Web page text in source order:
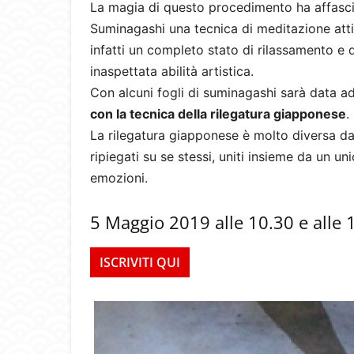
La magia di questo procedimento ha
Suminagashi una tecnica di meditazione
infatti un completo stato di rilassamento e
inaspettata abilità artistica.
Con alcuni fogli di suminagashi sarà data
con la tecnica della rilegatura giapponese.
La rilegatura giapponese è molto diversa
ripiegati su se stessi, uniti insieme da un
emozioni.
5 Maggio 2019 alle 10.30 e alle
ISCRIVITI QUI